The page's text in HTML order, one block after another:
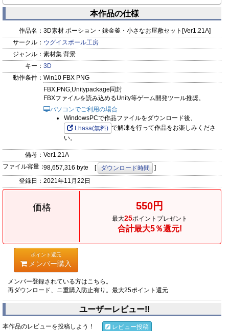
本作品の仕様
作品名： 3D素材 ポーション・錬金釜・小さなお屋敷セット[Ver1.21A]
サークル： ウグイスボール工房
ジャンル： 素材集 背景
キー： 3D
動作条件： Win10 FBX PNG
FBX,PNG,Unitypackage同封
FBXファイルを読み込めるUnity等ゲーム開発ツール推奨。
パソコンでご利用の場合
WindowsPCで作品ファイルをダウンロード後、
Lhasa(無料) で解凍を行って作品をお楽しみくださ
い。
備考： Ver1.21A
ファイル容量：98,657,316 byte [ ダウンロード時間
]
登録日： 2021年11月22日
価格 550円
最大25ポイントプレゼント
合計最大5％還元!
ポイント還元
メンバー購入
メンバー登録されている方はこちら。
再ダウンロード、ニ重購入防止有り。最大25ポイント還元
ユーザーレビュー!!
本作品のレビューを投稿しよう！
レビュー投稿